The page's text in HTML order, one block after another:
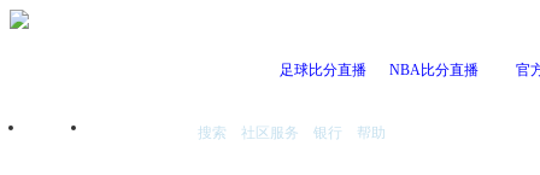
足球比分直播 NBA比分直播 官
首页 搜索 社区服务 银行 帮助